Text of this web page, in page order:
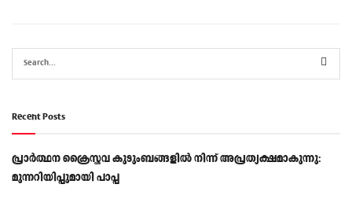
Recent Posts
പ്രാര്‍ത്ഥന ക്രൈസ്തവ കുടുംബങ്ങളില്‍ നിന്ന് അപ്രത്യക്ഷമാകുന്നു:
മുന്നറിയിപ്പുമായി പാപ്പ